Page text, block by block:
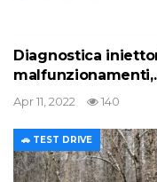
Diagnostica
Apr 11, 2022 140
🚗 TEST DRIVE